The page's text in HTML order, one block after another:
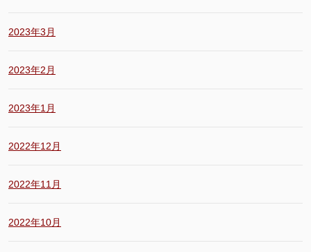
2023年3月
2023年2月
2023年1月
2022年12月
2022年11月
2022年10月